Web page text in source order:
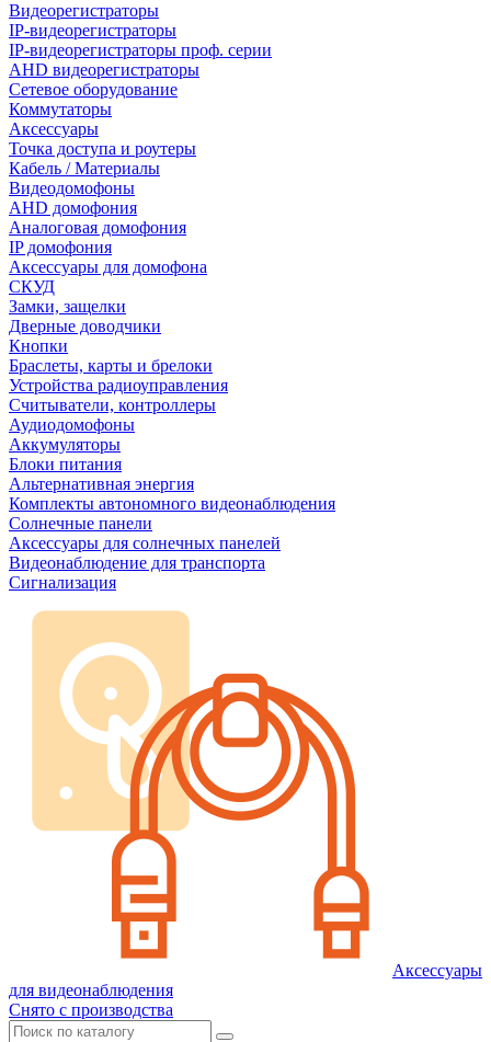
Видеорегистраторы
IP-видеорегистраторы
IP-видеорегистраторы проф. серии
AHD видеорегистраторы
Сетевое оборудование
Коммутаторы
Аксессуары
Точка доступа и роутеры
Кабель / Материалы
Видеодомофоны
AHD домофония
Аналоговая домофония
IP домофония
Аксессуары для домофона
СКУД
Замки, защелки
Дверные доводчики
Кнопки
Браслеты, карты и брелоки
Устройства радиоуправления
Считыватели, контроллеры
Аудиодомофоны
Аккумуляторы
Блоки питания
Альтернативная энергия
Комплекты автономного видеонаблюдения
Солнечные панели
Аксессуары для солнечных панелей
Видеонаблюдение для транспорта
Сигнализация
Аксессуары
для видеонаблюдения
Снято с производства